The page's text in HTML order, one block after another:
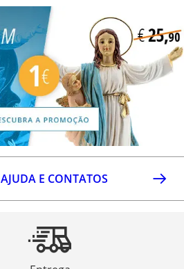
AJUDA E CONTATOS